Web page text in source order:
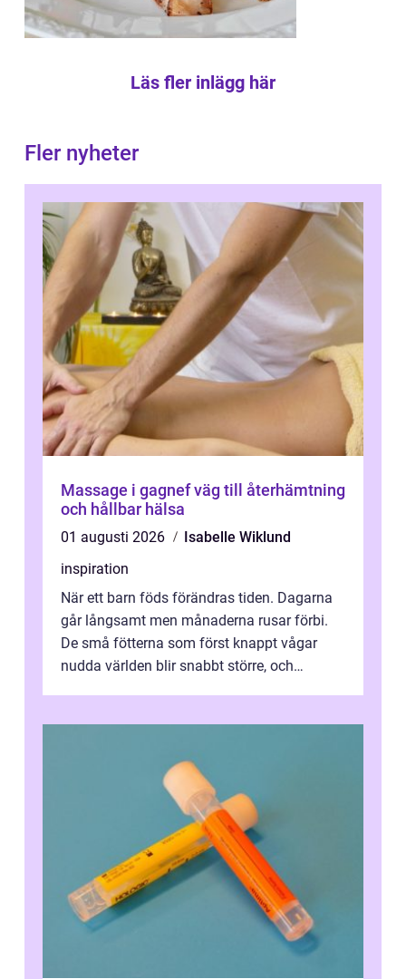
Läs fler inlägg här
Fler nyheter
Massage i gagnef väg till återhämtning
och hållbar hälsa
01 augusti 2026
Isabelle Wiklund
inspiration
När ett barn föds förändras tiden. Dagarna
går långsamt men månaderna rusar förbi.
De små fötterna som först knappt vågar
nudda världen blir snabbt större, och